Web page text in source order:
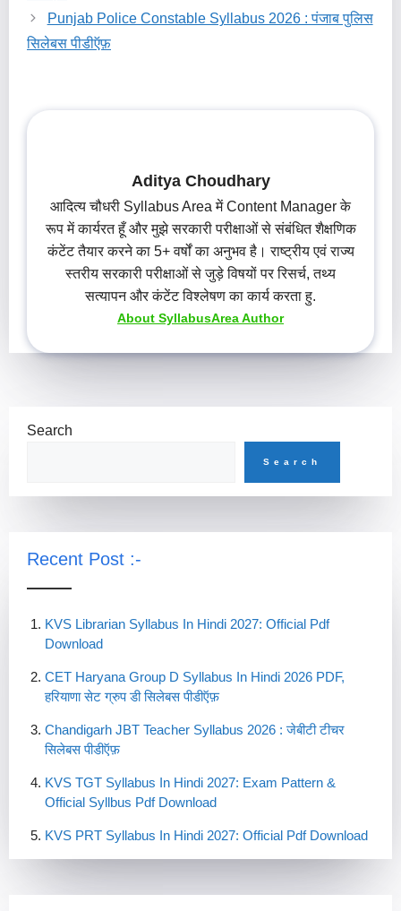
Punjab Police Constable Syllabus 2026 : पंजाब पुलिस
सिलेबस पीडीऍफ़
Aditya Choudhary
आदित्य चौधरी Syllabus Area में Content Manager के
रूप में कार्यरत हूँ और मुझे सरकारी परीक्षाओं से संबंधित शैक्षणिक
कंटेंट तैयार करने का 5+ वर्षों का अनुभव है। राष्ट्रीय एवं राज्य
स्तरीय सरकारी परीक्षाओं से जुड़े विषयों पर रिसर्च, तथ्य
सत्यापन और कंटेंट विश्लेषण का कार्य करता हु.
About SyllabusArea Author
Search
Search
Recent Post :-
KVS Librarian Syllabus In Hindi 2027: Official Pdf
Download
CET Haryana Group D Syllabus In Hindi 2026 PDF,
हरियाणा सेट ग्रुप डी सिलेबस पीडीऍफ़
Chandigarh JBT Teacher Syllabus 2026 : जेबीटी टीचर
सिलेबस पीडीऍफ़
KVS TGT Syllabus In Hindi 2027: Exam Pattern &
Official Syllbus Pdf Download
KVS PRT Syllabus In Hindi 2027: Official Pdf Download